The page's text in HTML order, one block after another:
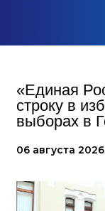
«Единая
строку в
выборах в
06 августа